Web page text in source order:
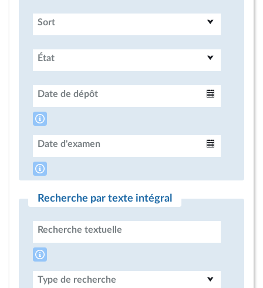
Sort
État
Date de dépôt
Date d'examen
Recherche par texte intégral
Recherche textuelle
Type de recherche